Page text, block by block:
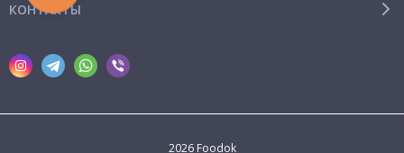
КОНТАКТЫ
2026 Foodok